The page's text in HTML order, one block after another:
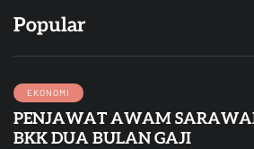
Popular
EKONOMI
PENJAWAT AWAM
BKK DUA BULAN GAJI